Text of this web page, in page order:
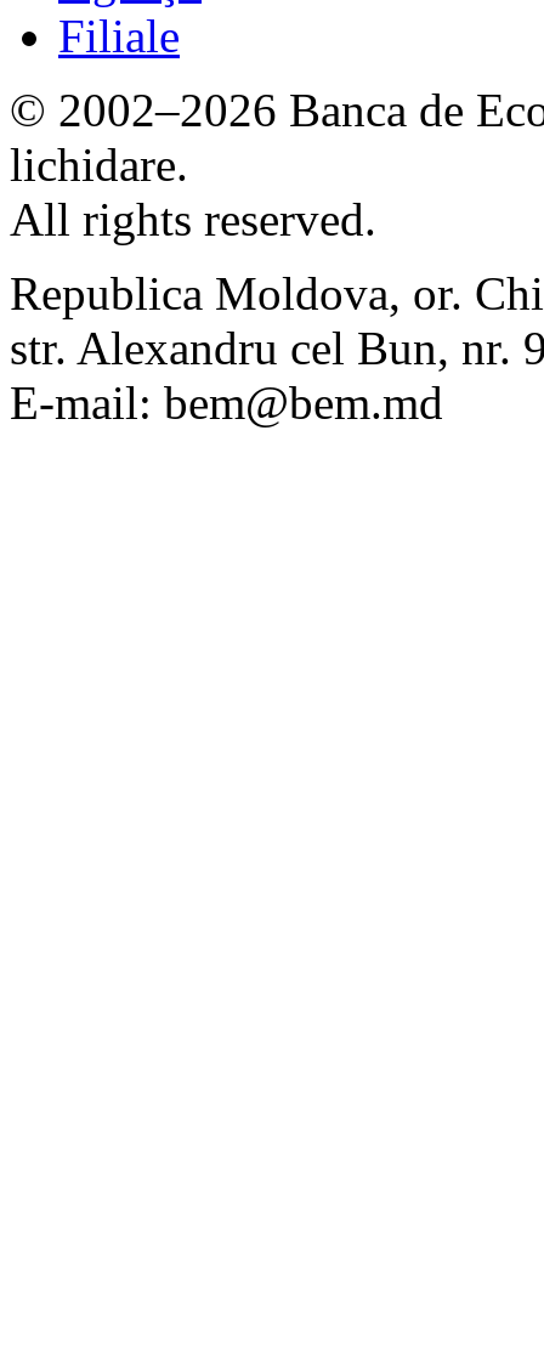
Filiale
© 2002–2026 Banca de
lichidare.
All rights reserved.
Republica Moldova, or.
str. Alexandru cel Bun, nr.
E-mail: bem@bem.md